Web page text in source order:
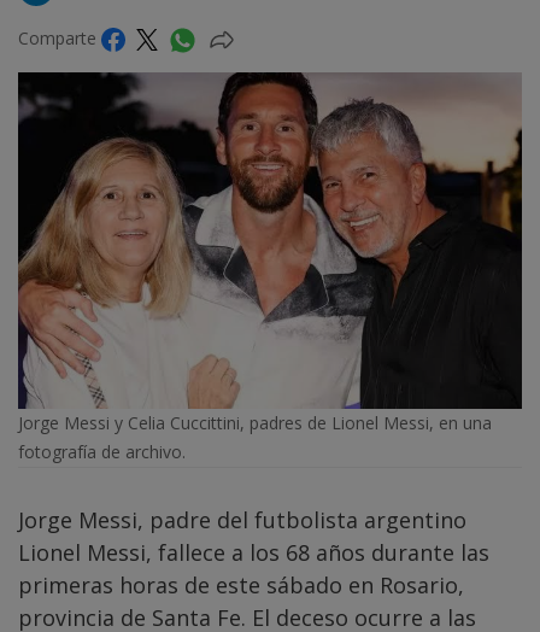
Comparte
Jorge Messi y Celia Cuccittini, padres de Lionel Messi, en una
fotografía de archivo.
Jorge Messi, padre del futbolista argentino
Lionel Messi, fallece a los 68 años durante las
primeras horas de este sábado en Rosario,
provincia de Santa Fe. El deceso ocurre a las